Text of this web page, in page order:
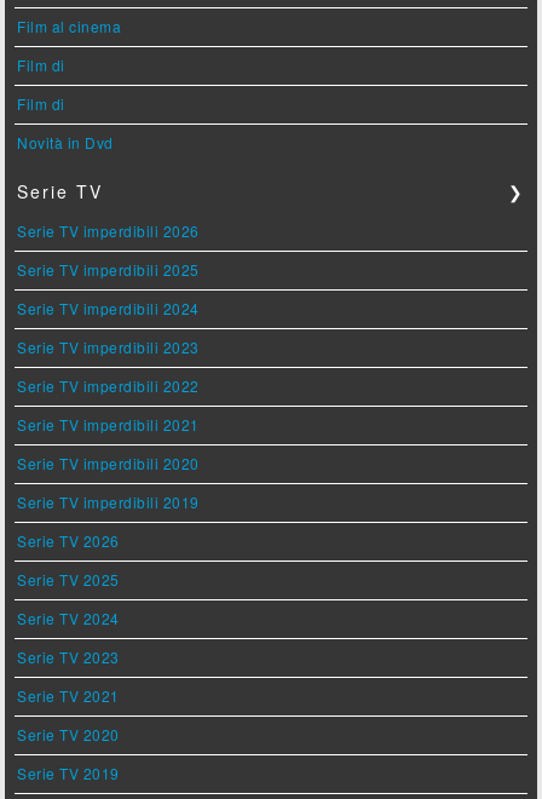
Film al cinema
Film di
Film di
Novità in Dvd
Serie TV ❯
Serie TV imperdibili 2026
Serie TV imperdibili 2025
Serie TV imperdibili 2024
Serie TV imperdibili 2023
Serie TV imperdibili 2022
Serie TV imperdibili 2021
Serie TV imperdibili 2020
Serie TV imperdibili 2019
Serie TV 2026
Serie TV 2025
Serie TV 2024
Serie TV 2023
Serie TV 2021
Serie TV 2020
Serie TV 2019